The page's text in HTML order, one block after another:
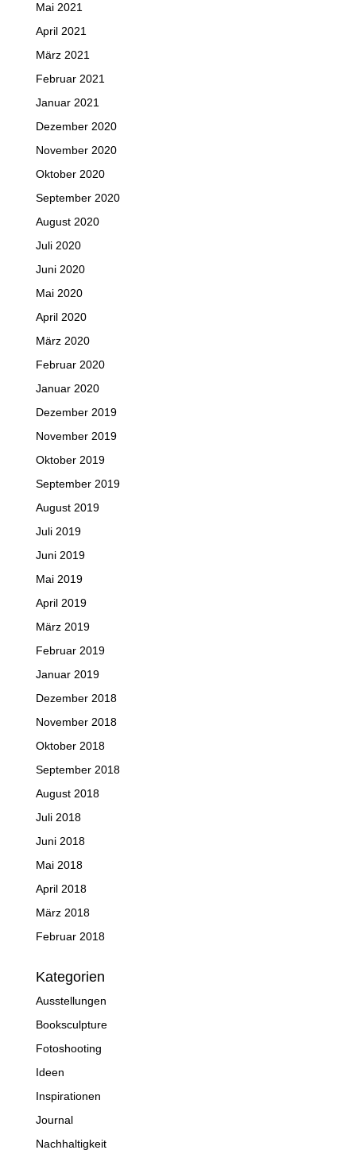
Mai 2021
April 2021
März 2021
Februar 2021
Januar 2021
Dezember 2020
November 2020
Oktober 2020
September 2020
August 2020
Juli 2020
Juni 2020
Mai 2020
April 2020
März 2020
Februar 2020
Januar 2020
Dezember 2019
November 2019
Oktober 2019
September 2019
August 2019
Juli 2019
Juni 2019
Mai 2019
April 2019
März 2019
Februar 2019
Januar 2019
Dezember 2018
November 2018
Oktober 2018
September 2018
August 2018
Juli 2018
Juni 2018
Mai 2018
April 2018
März 2018
Februar 2018
Kategorien
Ausstellungen
Booksculpture
Fotoshooting
Ideen
Inspirationen
Journal
Nachhaltigkeit